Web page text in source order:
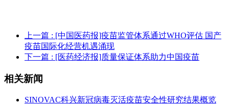
上一篇 : [中国医药报]疫苗监管体系通过WHO评估 国产
疫苗国际化经营机遇涌现
下一篇 : [医药经济报]质量保证体系助力中国疫苗
相关新闻
SINOVAC科兴新冠病毒灭活疫苗安全性研究结果概览